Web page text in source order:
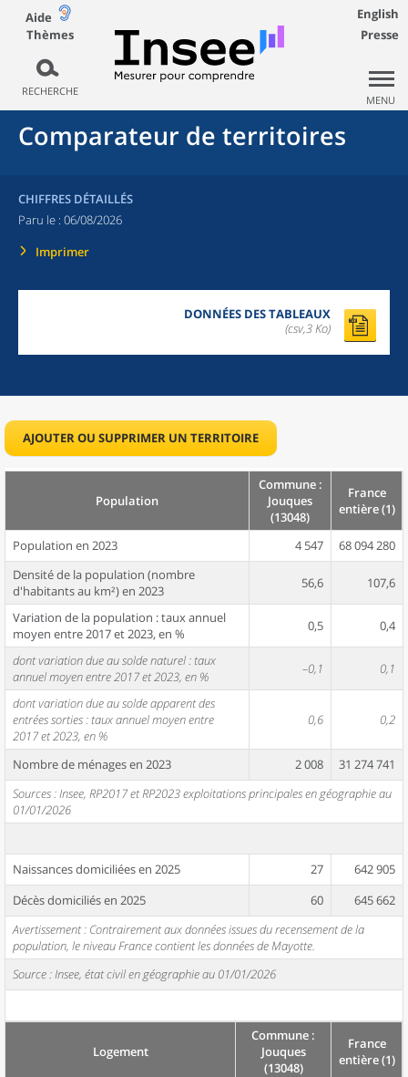
Aide
Thèmes
RECHERCHE
English
Presse
MENU
Comparateur de territoires
CHIFFRES DÉTAILLÉS
Paru le : 06/08/2026
Imprimer
DONNÉES DES TABLEAUX
(csv,3 Ko)
AJOUTER OU SUPPRIMER UN TERRITOIRE
Population
Commune :
Jouques
(13048)
France
entière (1)
Population en 2023 4 547
68 094 280
Densité de la population (nombre
d'habitants au km²) en 2023
56,6 107,6
Variation de la population : taux annuel
moyen entre 2017 et 2023, en %
0,5 0,4
dont variation due au solde naturel : taux
annuel moyen entre 2017 et 2023, en %
–0,1 0,1
dont variation due au solde apparent des
entrées sorties : taux annuel moyen entre
2017 et 2023, en %
0,6 0,2
Nombre de ménages en 2023 2 008
31 274 741
Sources : Insee, RP2017 et RP2023 exploitations principales en géographie au
01/01/2026
Naissances domiciliées en 2025 27
642 905
Décès domiciliés en 2025
60
645 662
Avertissement : Contrairement aux données issues du recensement de la
population, le niveau France contient les données de Mayotte.
Source : Insee, état civil en géographie au 01/01/2026
Logement
Commune :
Jouques
(13048)
France
entière (1)